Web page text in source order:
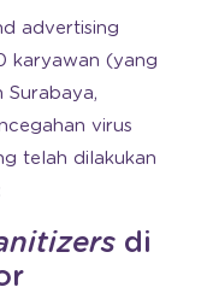
advertising
karyawan (yang
Surabaya,
virus
telah dilakukan
di